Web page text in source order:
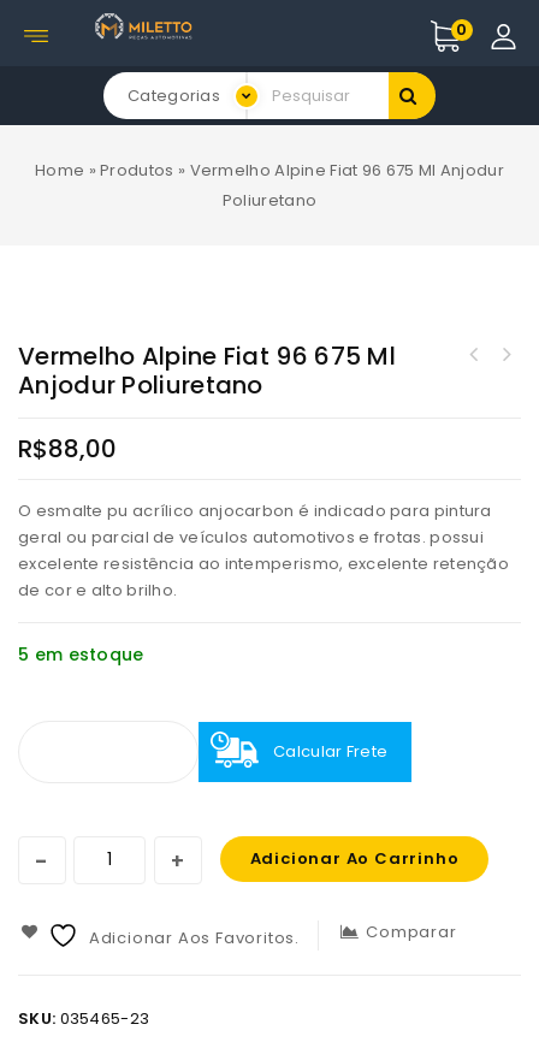
0
Categorias
Home »Produtos » Vermelho Alpine Fiat 96 675 Ml Anjodur
Poliuretano
Vermelho Alpine Fiat 96 675 Ml
Anjodur Poliuretano
R$88,00
O esmalte pu acrílico anjocarbon é indicado para pintura
geral ou parcial de veículos automotivos e frotas. possui
excelente resistência ao intemperismo, excelente retenção
de cor e alto brilho.
5 em estoque
Calcular Frete
Adicionar Ao Carrinho
Adicionar Aos Favoritos. Comparar
SKU: 035465-23